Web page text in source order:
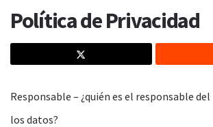
Política de Privacidad
Responsable – ¿quién es el responsable
los datos?